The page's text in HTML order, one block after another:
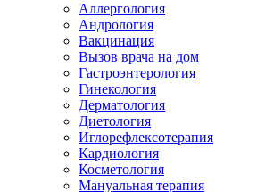
Аллергология
Андрология
Вакцинация
Вызов врача на дом
Гастроэнтерология
Гинекология
Дерматология
Диетология
Иглорефлексотерапия
Кардиология
Косметология
Мануальная терапия